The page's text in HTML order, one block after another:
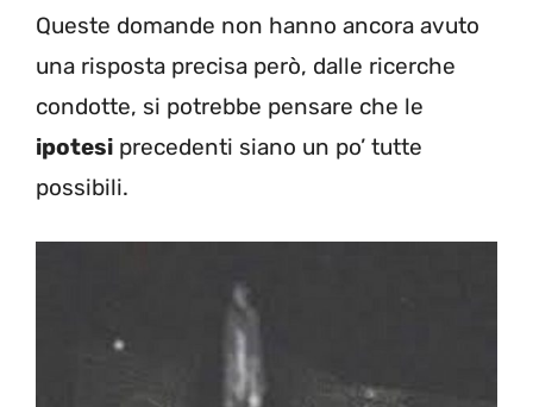
Queste domande non hanno ancora avuto
una risposta precisa però, dalle ricerche
condotte, si potrebbe pensare che le
ipotesi precedenti siano un po’ tutte
possibili.